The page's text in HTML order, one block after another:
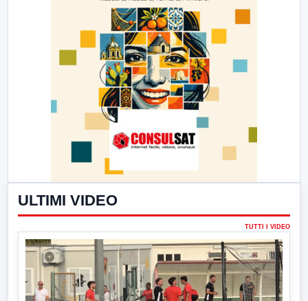
ULTIMI VIDEO
TUTTI I VIDEO